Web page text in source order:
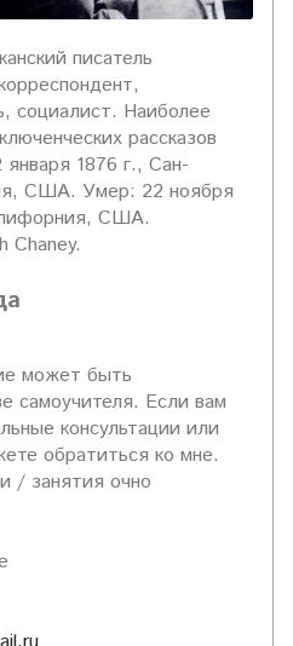
писатель
социалист. Наиболее
рассказов
1876 г., Сан-
США. Умер: 22 ноября
США.
Chaney.
может быть
самоучителя. Если вам
консультации или
обратиться ко мне.
/ занятия очно